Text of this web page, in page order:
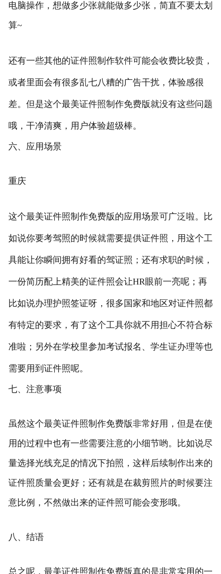
电脑操作，想做多少张就能做多少张，简直不要太划
算~
还有一些其他的证件照制作软件可能会收费比较贵，
或者里面会有很多乱七八糟的广告干扰，体验感很
差。但是这个最美证件照制作免费版就没有这些问题
哦，干净清爽，用户体验超级棒。
六、应用场景
重庆
这个最美证件照制作免费版的应用场景可广泛啦。比
如说你要考驾照的时候就需要提供证件照，用这个工
具能让你瞬间拥有好看的驾证照；还有求职的时候，
一份简历配上精美的证件照会让HR眼前一亮呢；再
比如说办理护照签证呀，很多国家和地区对证件照都
有特定的要求，有了这个工具你就不用担心不符合标
准啦；另外在学校里参加考试报名、学生证办理等也
需要用到证件照呢。
七、注意事项
虽然这个最美证件照制作免费版非常好用，但是在使
用的过程中也有一些需要注意的小细节哟。比如说尽
量选择光线充足的情况下拍照，这样后续制作出来的
证件照质量会更好；还有就是在裁剪照片的时候要注
意比例，不然做出来的证件照可能会变形哦。
八、结语
总之呢，最美证件照制作免费版真的是非常实用的一